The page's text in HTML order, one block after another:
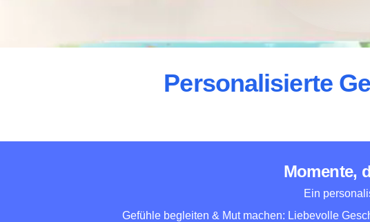
Personalisierte
Momente,
Ein
Gefühle begleiten & Mut machen: Liebevolle